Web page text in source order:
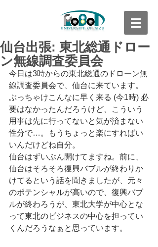
仙台出張: 東北総通ドロー
ン無線調査委員会
今日は3時からの東北総通のドローン無
線調査委員会で、仙台に来ています。
ぶっちゃけこんなに早く来る (今1時) 必
要はなかったんだろうけど、こういう
用事は先に行ってないと気が済まない
性分で…。もうちょっと楽にすればい
いんだけどね自分。
仙台はずいぶん開けてますね。前に、
仙台はそろそろ復興バブルが終わりか
けてるという話を聞きましたが、元々
のポテンシャルが高いので、復興バブ
ルが終わろうが、東北大学が中心とな
って東北のビジネスの中心を担ってい
くんだろうなぁと思っています。